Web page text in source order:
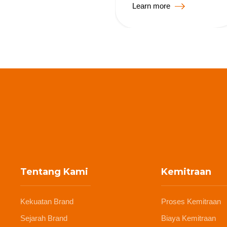
Learn more
Tentang Kami
Kekuatan Brand
Sejarah Brand
Kemitraan
Proses Kemitraan
Biaya Kemitraan